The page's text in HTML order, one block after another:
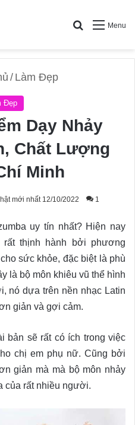
Menu
Search for
/ Làm Đẹp
Đẹp
Dạy Nhảy
Chất Lượng
Minh
mới nhất 12/10/2022 1
uy tín nhất? Hiện nay
thịnh hành bởi phương
sức khỏe, đặc biệt là phù
là bộ môn khiêu vũ thể hình
nó dựa trên nền nhạc Latin
giản và gợi cảm.
bản sẽ rất có ích trong việc
chị em phụ nữ. Cũng bởi
giản mà mà bộ môn nhảy
của rất nhiều người.